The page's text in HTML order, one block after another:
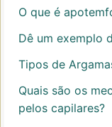
O que é
Dê um exemplo
Tipos de
Quais são os
pelos capilares?